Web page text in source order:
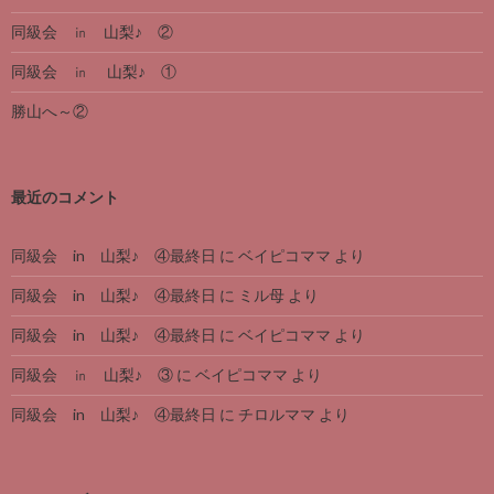
同級会 ㏌ 山梨♪ ②
同級会 ㏌ 山梨♪ ①
勝山へ～②
最近のコメント
同級会 in 山梨♪ ④最終日 に ベイピコママ より
同級会 in 山梨♪ ④最終日 に ミル母 より
同級会 in 山梨♪ ④最終日 に ベイピコママ より
同級会 ㏌ 山梨♪ ③ に ベイピコママ より
同級会 in 山梨♪ ④最終日 に チロルママ より